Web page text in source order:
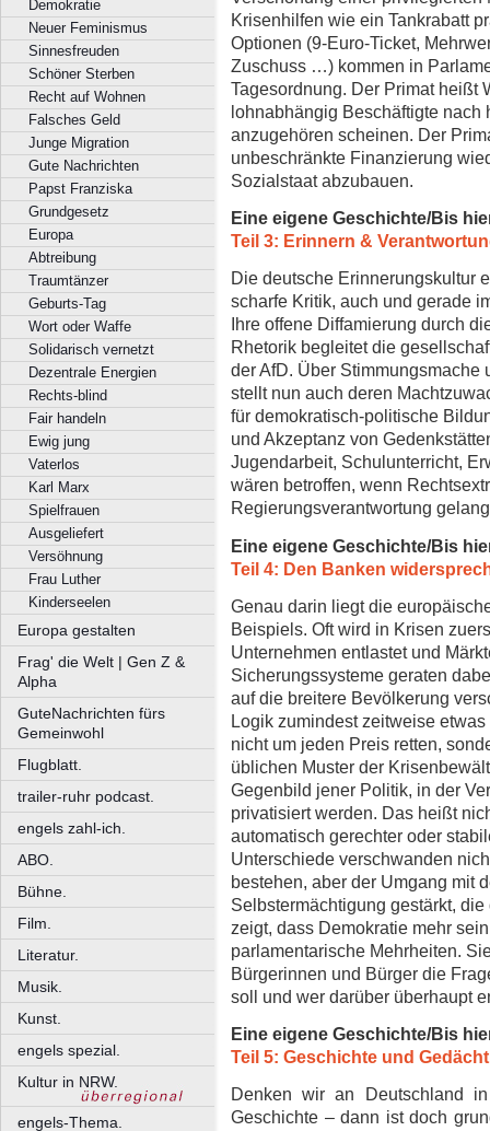
Demokratie
Neuer Feminismus
Sinnesfreuden
Schöner Sterben
Recht auf Wohnen
Falsches Geld
Junge Migration
Gute Nachrichten
Papst Franziska
Grundgesetz
Europa
Abtreibung
Traumtänzer
Geburts-Tag
Wort oder Waffe
Solidarisch vernetzt
Dezentrale Energien
Rechts-blind
Fair handeln
Ewig jung
Vaterlos
Karl Marx
Spielfrauen
Ausgeliefert
Versöhnung
Frau Luther
Kinderseelen
Europa gestalten
Frag' die Welt | Gen Z &
Alpha
GuteNachrichten fürs
Gemeinwohl
Flugblatt.
trailer-ruhr podcast.
engels zahl-ich.
ABO.
Bühne.
Film.
Literatur.
Musik.
Kunst.
engels spezial.
Kultur in NRW.
engels-Thema.
Krisenhilfen wie ein Tankrabatt
Optionen (9-Euro-Ticket,
Zuschuss …) kommen in
Tagesordnung. Der Primat heißt
lohnabhängig Beschäftigte nach
anzugehören scheinen. Der
unbeschränkte Finanzierung
Sozialstaat abzubauen.
Eine eigene Geschichte/Bis
Teil 3: Erinnern &
Die deutsche Erinnerungskultur
scharfe Kritik, auch und gerade
Ihre offene Diffamierung durch
Rhetorik begleitet die
der AfD. Über Stimmungsmache
stellt nun auch deren
für demokratisch-politische
und Akzeptanz von
Jugendarbeit, Schulunterricht,
wären betroffen, wenn
Regierungsverantwortung
Eine eigene Geschichte/Bis
Teil 4: Den Banken
Genau darin liegt die
Beispiels. Oft wird in Krisen
Unternehmen entlastet und
Sicherungssysteme geraten
auf die breitere Bevölkerung
Logik zumindest zeitweise
nicht um jeden Preis retten,
üblichen Muster der
Gegenbild jener Politik, in der
privatisiert werden. Das heißt
automatisch gerechter oder
Unterschiede verschwanden
bestehen, aber der Umgang mit
Selbstermächtigung gestärkt,
zeigt, dass Demokratie mehr
parlamentarische Mehrheiten.
Bürgerinnen und Bürger die
soll und wer darüber überhaupt
Eine eigene Geschichte/Bis
Teil 5: Geschichte und
Denken wir an Deutschland
Geschichte – dann ist doch